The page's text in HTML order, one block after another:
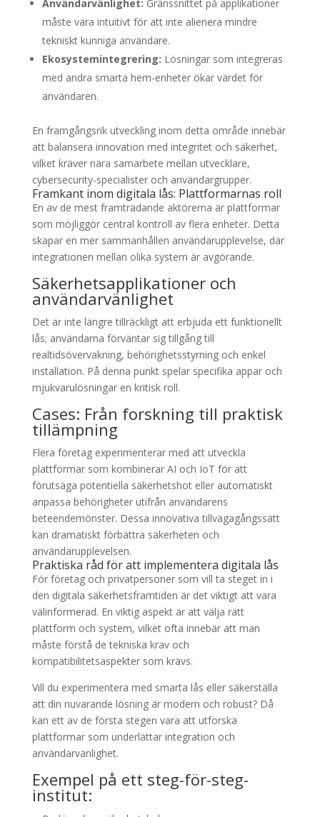
Användarvänlighet: Gränssnittet på applikationer
måste vara intuitivt för att inte alienera mindre
tekniskt kunniga användare.
Ekosystemintegrering: Lösningar som integreras
med andra smarta hem-enheter ökar värdet för
användaren.
En framgångsrik utveckling inom detta område innebär
att balansera innovation med integritet och säkerhet,
vilket kräver nära samarbete mellan utvecklare,
cybersecurity-specialister och användargrupper.
Framkant inom digitala lås: Plattformarnas roll
En av de mest framträdande aktörerna är plattformar
som möjliggör central kontroll av flera enheter. Detta
skapar en mer sammanhållen användarupplevelse, där
integrationen mellan olika system är avgörande.
Säkerhetsapplikationer och
användarvänlighet
Det är inte längre tillräckligt att erbjuda ett funktionellt
lås; användarna förväntar sig tillgång till
realtidsövervakning, behörighetsstyrning och enkel
installation. På denna punkt spelar specifika appar och
mjukvarulösningar en kritisk roll.
Cases: Från forskning till praktisk
tillämpning
Flera företag experimenterar med att utveckla
plattformar som kombinerar AI och IoT för att
förutsäga potentiella säkerhetshot eller automatiskt
anpassa behörigheter utifrån användarens
beteendemönster. Dessa innovativa tillvägagångssätt
kan dramatiskt förbättra säkerheten och
användarupplevelsen.
Praktiska råd för att implementera digitala lås
För företag och privatpersoner som vill ta steget in i
den digitala säkerhetsframtiden är det viktigt att vara
välinformerad. En viktig aspekt är att välja rätt
plattform och system, vilket ofta innebär att man
måste förstå de tekniska krav och
kompatibilitetsaspekter som krävs.
Vill du experimentera med smarta lås eller säkerställa
att din nuvarande lösning är modern och robust? Då
kan ett av de första stegen vara att utforska
plattformar som underlättar integration och
användarvänlighet.
Exempel på ett steg-för-steg-
institut: